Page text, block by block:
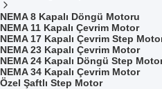
NEMA 8 Kapalı Döngü Motoru
NEMA 11 Kapalı Çevrim Motor
NEMA 17 Kapalı Çevrim Step
NEMA 23 Kapalı Çevrim Motor
NEMA 24 Kapalı Döngü Step
NEMA 34 Kapalı Çevrim Motor
Özel Şaftlı Step Motor